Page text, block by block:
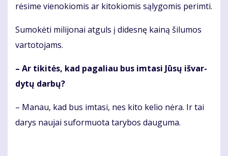
rė­si­me vie­no­kio­mis ar ki­to­kio­mis są­ly­go­mis per­im­ti.
Su­mo­kė­ti mi­li­jo­nai at­guls į di­des­nę kai­ną ši­lu­mos
var­to­to­jams.
– Ar ti­ki­tės, kad pa­ga­liau bus im­ta­si Jū­sų iš­var­
dy­tų dar­bų?
– Ma­nau, kad bus im­ta­si, nes ki­to ke­lio nė­ra. Ir tai
da­rys nau­jai su­for­muo­ta ta­ry­bos dau­gu­ma.